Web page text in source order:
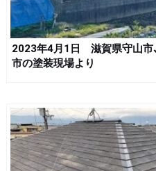
2023年4月1日 滋賀県守山市
市の塗装現場より